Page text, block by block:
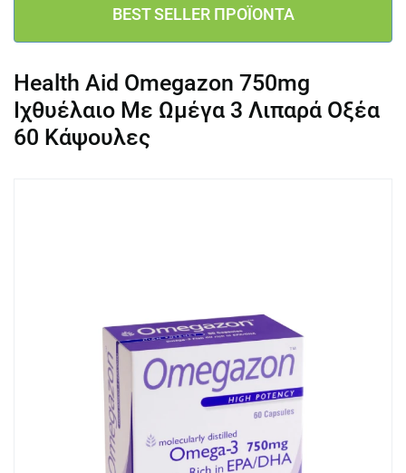
BEST SELLER ΠΡΟΪΟΝΤΑ
Health Aid Omegazon 750mg
Ιχθυέλαιο Με Ωμέγα 3 Λιπαρά Οξέα
60 Κάψουλες